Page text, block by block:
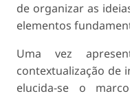
de organizar as
elementos
Uma vez
contextualização de
elucida-se o